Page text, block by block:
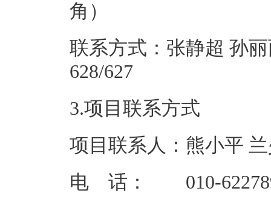
角
联系方式：张静超 孙丽
628/
3.项目联系方式
项目联系人：熊小平
电 话： 010-